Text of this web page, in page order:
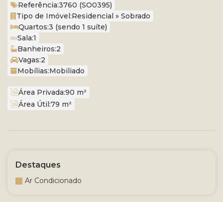
Referência:3760 (SO0395)
Tipo de Imóvel:Residencial » Sobrado
Quartos:3 (sendo 1 suíte)
Sala:1
Banheiros:2
Vagas:2
Mobílias:Mobiliado
Área Privada:90 m²
Área Útil:79 m²
Destaques
Ar Condicionado